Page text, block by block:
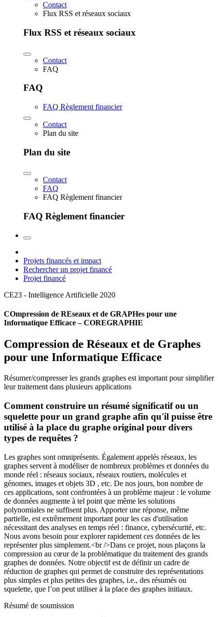
Contact
Flux RSS et réseaux sociaux
Flux RSS et réseaux sociaux
Contact
FAQ
FAQ
FAQ Règlement financier
Contact
Plan du site
Plan du site
Contact
FAQ
FAQ Règlement financier
FAQ Règlement financier
Projets financés et impact
Rechercher un projet financé
Projet financé
CE23 - Intelligence Artificielle 2020
COmpression de REseaux et de GRAPHes pour une
Informatique Efficace – COREGRAPHIE
Compression de Réseaux et de Graphes
pour une Informatique Efficace
Résumer/compresser les grands graphes est important pour simplifier
leur traitement dans plusieurs applications
Comment construire un résumé significatif ou un
squelette pour un grand graphe afin qu'il puisse être
utilisé à la place du graphe original pour divers
types de requêtes ?
Les graphes sont omniprésents. Également appelés réseaux, les
graphes servent à modéliser de nombreux problèmes et données du
monde réel : réseaux sociaux, réseaux routiers, molécules et
génomes, images et objets 3D , etc. De nos jours, bon nombre de
ces applications, sont confrontées à un problème majeur : le volume
de données augmente à tel point que même les solutions
polynomiales ne suffisent plus. Apporter une réponse, même
partielle, est extrêmement important pour les cas d'utilisation
nécessitant des analyses en temps réel : finance, cybersécurité, etc.
Nous avons besoin pour explorer rapidement ces données de les
représenter plus simplement.<br />Dans ce projet, nous plaçons la
compression au cœur de la problématique du traitement des grands
graphes de données. Notre objectif est de définir un cadre de
réduction de graphes qui permet de construire des représentations
plus simples et plus petites des graphes, i.e., des résumés ou
squelette, que l’on peut utiliser à la place des graphes initiaux.
Résumé de soumission